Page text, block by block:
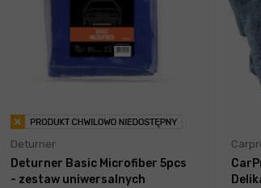
Deturner
Deturner Basic Microfiber 5pcs
- zestaw uniwersalnych